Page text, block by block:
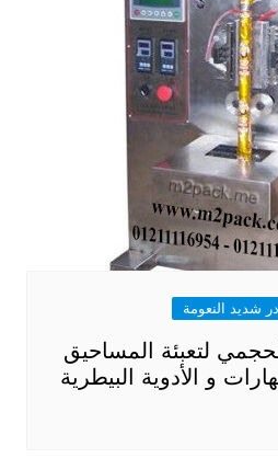
شديد النعومة
لتعبئة المساحيق
و الأدوية البيطرية